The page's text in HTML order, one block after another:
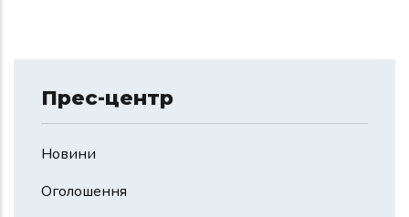
Прес-центр
Новини
Оголошення